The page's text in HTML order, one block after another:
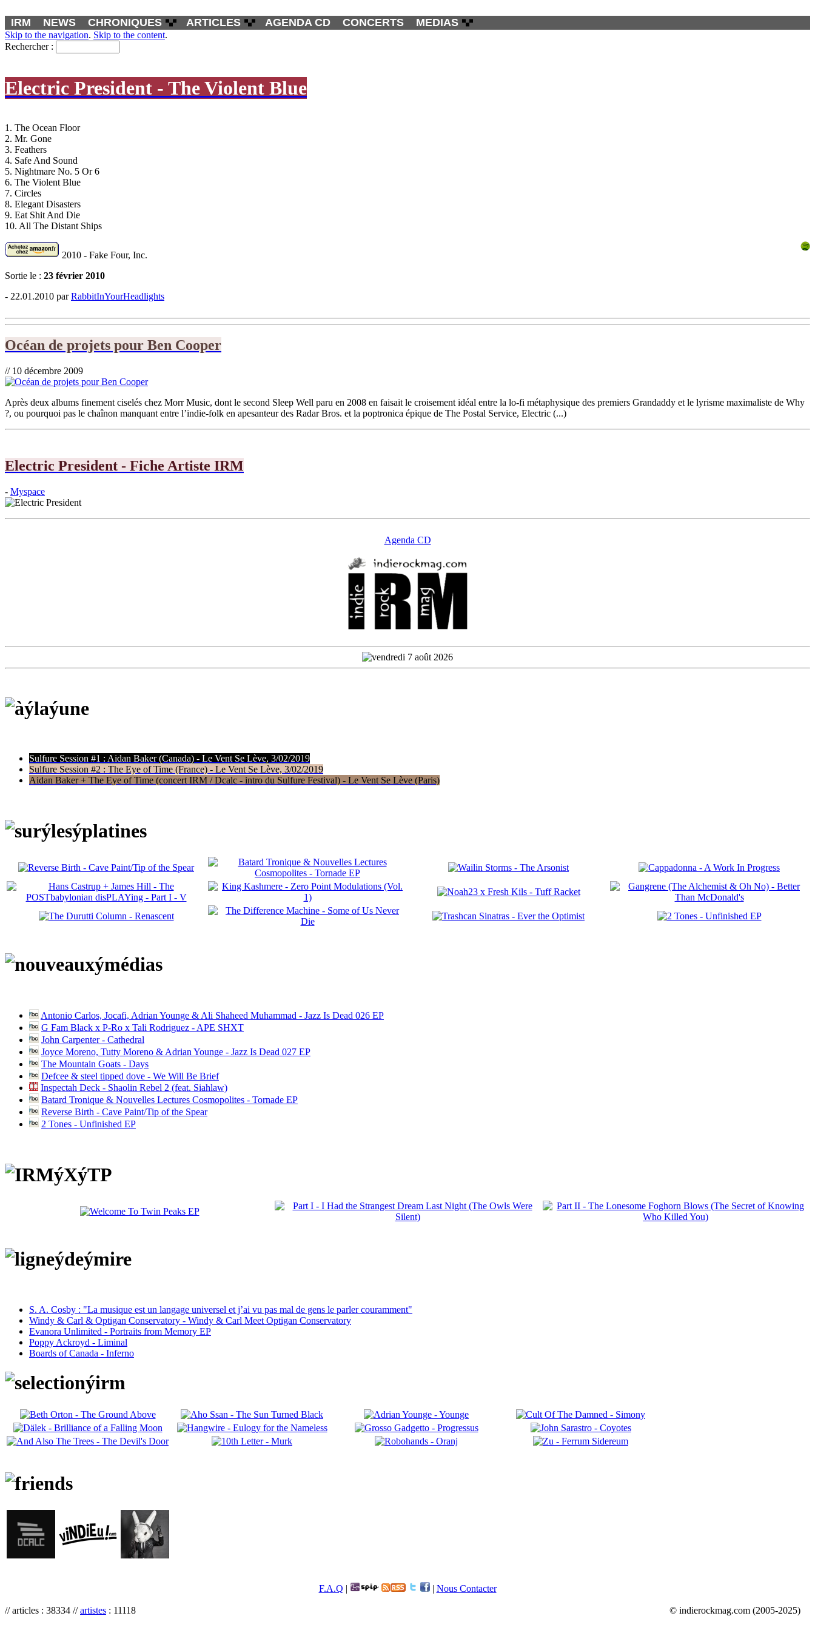
IRM NEWS CHRONIQUES ARTICLES AGENDA CD CONCERTS MEDIAS
Skip to the navigation. Skip to the content.
Rechercher :
Electric President - The Violent Blue
1. The Ocean Floor
2. Mr. Gone
3. Feathers
4. Safe And Sound
5. Nightmare No. 5 Or 6
6. The Violent Blue
7. Circles
8. Elegant Disasters
9. Eat Shit And Die
10. All The Distant Ships
2010 - Fake Four, Inc.
Sortie le : 23 février 2010
- 22.01.2010 parRabbitInYourHeadlights
Océan de projets pour Ben Cooper
// 10 décembre 2009
Après deux albums finement ciselés chez Morr Music, dont le second Sleep Well paru en 2008 en faisait le croisement idéal entre la lo-fi métaphysique des premiers Grandaddy et le lyrisme maximaliste de Why
?, ou pourquoi pas le chaînon manquant entre l’indie-folk en apesanteur des Radar Bros. et la poptronica épique de The Postal Service, Electric (...)
Electric President - Fiche Artiste IRM
- Myspace
Agenda CD
Sulfure Session #1 : Aidan Baker (Canada) - Le Vent Se Lève, 3/02/2019
Sulfure Session #2 : The Eye of Time (France) - Le Vent Se Lève, 3/02/2019
Aidan Baker + The Eye of Time (concert IRM / Dcalc - intro du Sulfure Festival) - Le Vent Se Lève (Paris)
Antonio Carlos, Jocafi, Adrian Younge & Ali Shaheed Muhammad - Jazz Is Dead 026 EP
G Fam Black x P-Ro x Tali Rodriguez - APE SHXT
John Carpenter - Cathedral
Joyce Moreno, Tutty Moreno & Adrian Younge - Jazz Is Dead 027 EP
The Mountain Goats - Days
Defcee & steel tipped dove - We Will Be Brief
Inspectah Deck - Shaolin Rebel 2 (feat. Siahlaw)
Batard Tronique & Nouvelles Lectures Cosmopolites - Tornade EP
Reverse Birth - Cave Paint/Tip of the Spear
2 Tones - Unfinished EP
S. A. Cosby : "La musique est un langage universel et j’ai vu pas mal de gens le parler couramment"
Windy & Carl & Optigan Conservatory - Windy & Carl Meet Optigan Conservatory
Evanora Unlimited - Portraits from Memory EP
Poppy Ackroyd - Liminal
Boards of Canada - Inferno
F.A.Q | | Nous Contacter
© indierockmag.com (2005-2025)
// articles : 38334 //artistes : 11118